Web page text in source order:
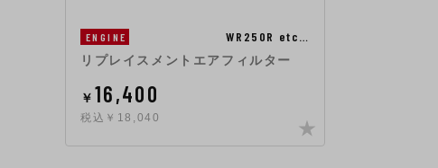
ENGINE WR250R etc…
リプレイスメントエアフィルター
￥ 16,400
税込￥18,040